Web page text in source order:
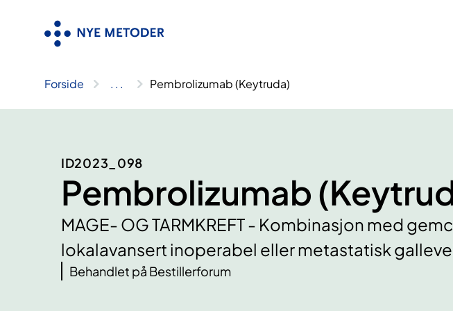
Forside .. . Pembrolizumab (Keytruda)
ID2023_098
Pembrolizumab
MAGE- OG TARMKREFT - Kombinasjon med
lokalavansert inoperabel eller metastatisk
Behandlet på Bestillerforum